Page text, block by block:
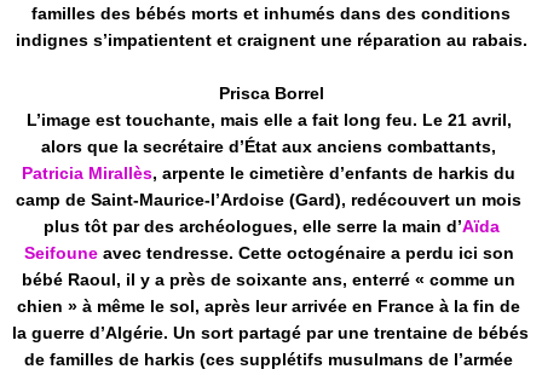
familles des bébés morts et inhumés dans des conditions
indignes s’impatientent et craignent une réparation au rabais.
Prisca Borrel
L’image est touchante, mais elle a fait long feu. Le 21 avril,
Patricia Mirallès, arpente le cimetière d’enfants de harkis du
camp de Saint-Maurice-l’Ardoise (Gard), redécouvert un mois
plus tôt par des archéologues, elle serre la main d’Aïda
Seifoune avec tendresse. Cette octogénaire a perdu ici son
bébé Raoul, il y a près de soixante ans, enterré « comme un
chien » à même le sol, après leur arrivée en France à la fin de
la guerre d’Algérie. Un sort partagé par une trentaine de bébés
de familles de harkis (ces supplétifs musulmans de l’armée